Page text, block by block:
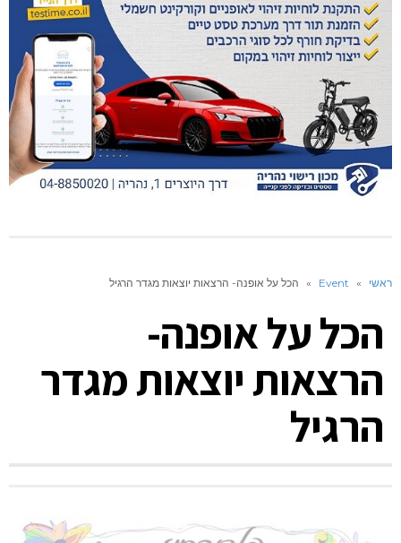
ראשי »
Event
» הכל על אופנה- הרצאות יוצאות מגדר הרגיל
הכל על אופנה-
הרצאות יוצאות מגדר
הרגיל